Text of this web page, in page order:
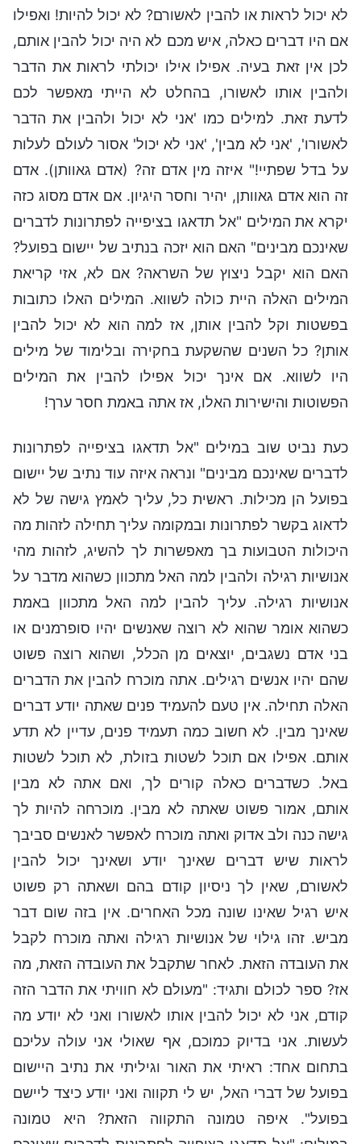
לא יכול לראות או להבין לאשורם? לא יכול להיות! ואפילו
אם היו דברים כאלה, איש מכם לא היה יכול להבין אותם,
לכן אין זאת בעיה. אפילו אילו יכולתי לראות את הדבר
ולהבין אותו לאשורו, בהחלט לא הייתי מאפשר לכם
לדעת זאת. למילים כמו 'אני לא יכול ולהבין את הדבר
לאשורו', 'אני לא מבין', 'אני לא יכול' אסור לעולם לעלות
על בדל שפתיי!" איזה מין אדם זה? (אדם גאוותן). אדם
זה הוא אדם גאוותן, יהיר וחסר היגיון. אם אדם מסוג כזה
יקרא את המילים "אל תדאגו בציפייה לפתרונות לדברים
שאינכם מבינים" האם הוא יזכה בנתיב של יישום בפועל?
האם הוא יקבל ניצוץ של השראה? אם לא, אזי קריאת
המילים האלה היית כולה לשווא. המילים האלו כתובות
בפשטות וקל להבין אותן, אז למה הוא לא יכול להבין
אותן? כל השנים שהשקעת בחקירה ובלימוד של מילים
היו לשווא. אם אינך יכול אפילו להבין את המילים
הפשוטות והישירות האלו, אז אתה באמת חסר ערך!
כעת נביט שוב במילים "אל תדאגו בציפייה לפתרונות
לדברים שאינכם מבינים" ונראה איזה עוד נתיב של יישום
בפועל הן מכילות. ראשית כל, עליך לאמץ גישה של לא
לדאוג בקשר לפתרונות ובמקומה עליך תחילה לזהות מה
היכולות הטבועות בך מאפשרות לך להשיג, לזהות מהי
אנושיות רגילה ולהבין למה האל מתכוון כשהוא מדבר על
אנושיות רגילה. עליך להבין למה האל מתכוון באמת
כשהוא אומר שהוא לא רוצה שאנשים יהיו סופרמנים או
בני אדם נשגבים, יוצאים מן הכלל, ושהוא רוצה פשוט
שהם יהיו אנשים רגילים. אתה מוכרח להבין את הדברים
האלה תחילה. אין טעם להעמיד פנים שאתה יודע דברים
שאינך מבין. לא חשוב כמה תעמיד פנים, עדיין לא תדע
אותם. אפילו אם תוכל לשטות בזולת, לא תוכל לשטות
באל. כשדברים כאלה קורים לך, ואם אתה לא מבין
אותם, אמור פשוט שאתה לא מבין. מוכרחה להיות לך
גישה כנה ולב אדוק ואתה מוכרח לאפשר לאנשים סביבך
לראות שיש דברים שאינך יודע ושאינך יכול להבין
לאשורם, שאין לך ניסיון קודם בהם ושאתה רק פשוט
איש רגיל שאינו שונה מכל האחרים. אין בזה שום דבר
מביש. זהו גילוי של אנושיות רגילה ואתה מוכרח לקבל
את העובדה הזאת. לאחר שתקבל את העובדה הזאת, מה
אז? ספר לכולם ותגיד: "מעולם לא חוויתי את הדבר הזה
קודם, אני לא יכול להבין אותו לאשורו ואני לא יודע מה
לעשות. אני בדיוק כמוכם, אף שאולי אני עולה עליכם
בתחום אחד: ראיתי את האור וגיליתי את נתיב היישום
בפועל של דברי האל, יש לי תקווה ואני יודע כיצד ליישם
בפועל". איפה טמונה התקווה הזאת? היא טמונה